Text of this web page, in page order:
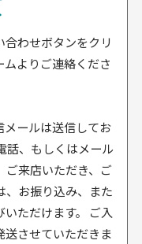
わせボタンをクリ
よりご連絡くださ
ールは送信してお
話、もしくはメール
ご来店いただき、ご
、お振り込み、また
ただけます。 ご入
させていただきま